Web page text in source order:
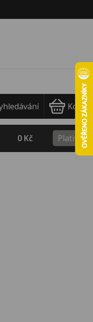
Košík
0 Kč Platit